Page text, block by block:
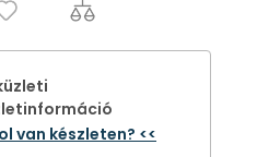
van készleten? <<